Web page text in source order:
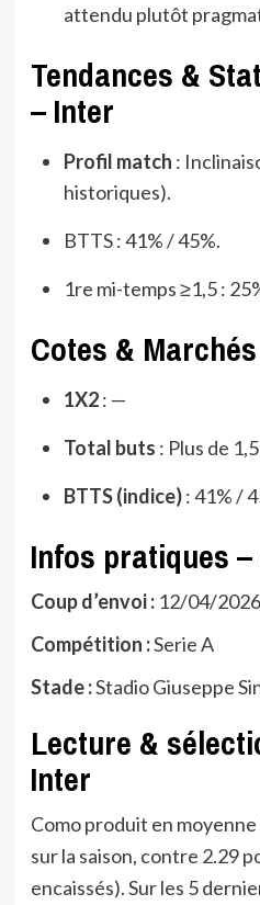
attendu plutôt
Tendances &
– Inter
Profil match :
historiques).
BTTS : 41% / 45%.
1re mi-temps ≥1,5 :
Cotes &
1X2: —
Total buts : Plus de
BTTS (indice): 41% /
Infos pratiques
Coup d’envoi :12/04/
Compétition :Serie A
Stade :Stadio Giuseppe
Lecture &
Inter
Como produit en
sur la saison, contre 2.29
encaissés). Sur les 5